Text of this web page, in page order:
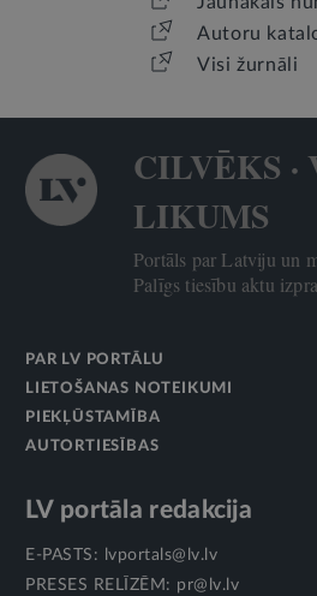
Autoru
Visi žurnāli
CILVĒKS ·
LIKUMS
Portāls par Latviju un
Palīgs tiesību aktu
PAR LV PORTĀLU
LIETOŠANAS NOTEIKUMI
PIEKĻŪSTAMĪBA
AUTORTIESĪBAS
LV portāla redakcija
E-PASTS:
lvportals@lv.lv
PRESES RELĪZĒM: pr@lv.lv